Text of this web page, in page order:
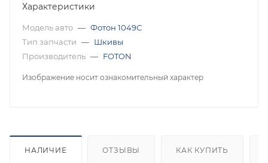
Характеристики
Модель авто — Фотон 1049С
Тип запчасти — Шкивы
Производитель — FOTON
Изображение носит ознакомительный характер
НАЛИЧИЕ ОТЗЫВЫ КАК КУПИТЬ